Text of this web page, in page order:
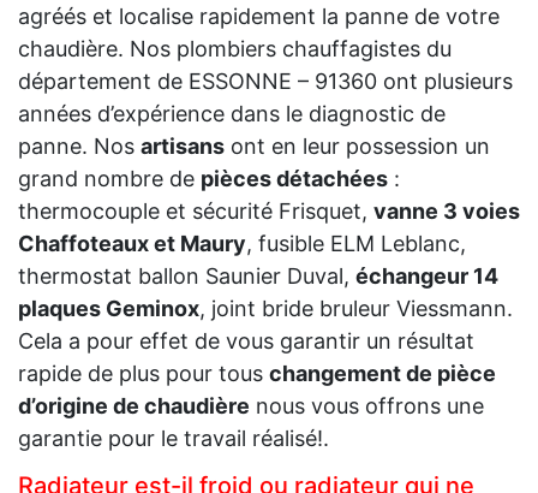
agréés et localise rapidement la panne de votre
chaudière. Nos plombiers chauffagistes du
département de ESSONNE – 91360 ont plusieurs
années d’expérience dans le diagnostic de
panne. Nos artisans ont en leur possession un
grand nombre de pièces détachées :
thermocouple et sécurité Frisquet, vanne 3 voies
Chaffoteaux et Maury, fusible ELM Leblanc,
thermostat ballon Saunier Duval, échangeur 14
plaques Geminox, joint bride bruleur Viessmann.
Cela a pour effet de vous garantir un résultat
rapide de plus pour tous changement de pièce
d’origine de chaudière nous vous offrons une
garantie pour le travail réalisé!.
Radiateur est-il froid ou radiateur qui ne